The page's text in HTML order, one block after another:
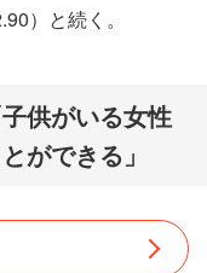
）と続く。
供がいる女性
ができる」